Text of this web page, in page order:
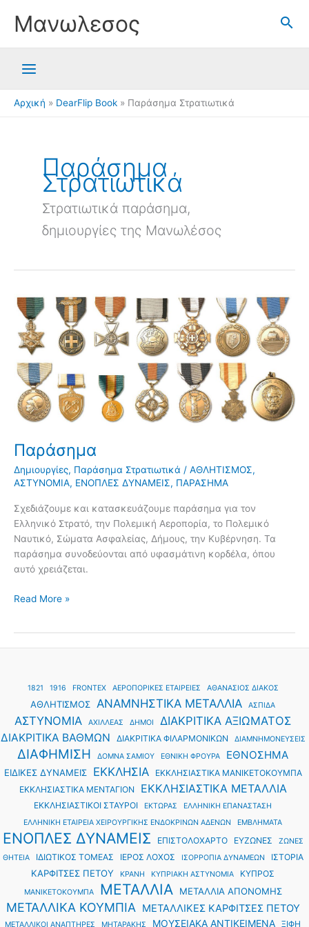
Μανωλεσος
Αρχική DearFlip Book Παράσημα Στρατιωτικά
Παράσημα
Στρατιωτικά
Στρατιωτικά παράσημα,
δημιουργίες της Μανωλέσος
Παράσημα
Δημιουργίες, Παράσημα Στρατιωτικά / ΑΘΛΗΤΙΣΜΟΣ,
ΑΣΤΥΝΟΜΙΑ, ΕΝΟΠΛΕΣ ΔΥΝΑΜΕΙΣ, ΠΑΡΑΣΗΜΑ
Σχεδιάζουμε και κατασκευάζουμε παράσημα για τον
Ελληνικό Στρατό, την Πολεμική Αεροπορία, το Πολεμικό
Ναυτικό, Σώματα Ασφαλείας, Δήμους, την Κυβέρνηση. Τα
παράσημα συνοδεύονται από υφασμάτινη κορδέλα, όπου
αυτό χρειάζεται.
Παράσημα
Read More »
1821 1916 FRONTEX ΑΕΡΟΠΟΡΙΚΕΣ ΕΤΑΙΡΕΙΕΣ ΑΘΑΝΑΣΙΟΣ ΔΙΑΚΟΣ
ΑΘΛΗΤΙΣΜΟΣ ΑΝΑΜΝΗΣΤΙΚΑ ΜΕΤΑΛΛΙΑ ΑΣΠΙΔΑ
ΑΣΤΥΝΟΜΙΑ ΑΧΙΛΛΕΑΣ ΔΗΜΟΙ ΔΙΑΚΡΙΤΙΚΑ ΑΞΙΩΜΑΤΟΣ
ΔΙΑΚΡΙΤΙΚΑ ΒΑΘΜΩΝ ΔΙΑΚΡΙΤΙΚΑ ΦΙΛΑΡΜΟΝΙΚΩΝ ΔΙΑΜΝΗΜΟΝΕΥΣΕΙΣ
ΔΙΑΦΗΜΙΣΗ ΔΟΜΝΑ ΣΑΜΙΟΥ ΕΘΝΙΚΗ ΦΡΟΥΡΑ ΕΘΝΟΣΗΜΑ
ΕΙΔΙΚΕΣ ΔΥΝΑΜΕΙΣ ΕΚΚΛΗΣΙΑ
ΕΚΚΛΗΣΙΑΣΤΙΚΑ ΜΑΝΙΚΕΤΟΚΟΥΜΠΑ
ΕΚΚΛΗΣΙΑΣΤΙΚΑ ΜΕΝΤΑΓΙΟΝ
ΕΚΚΛΗΣΙΑΣΤΙΚΑ ΜΕΤΑΛΛΙΑ
ΕΚΚΛΗΣΙΑΣΤΙΚΟΙ ΣΤΑΥΡΟΙ ΕΚΤΩΡΑΣ
ΕΛΛΗΝΙΚΗ ΕΠΑΝΑΣΤΑΣΗ
ΕΛΛΗΝΙΚΗ ΕΤΑΙΡΕΙΑ ΧΕΙΡΟΥΡΓΙΚΗΣ ΕΝΔΟΚΡΙΝΩΝ ΑΔΕΝΩΝ
ΕΜΒΛΗΜΑΤΑ
ΕΝΟΠΛΕΣ ΔΥΝΑΜΕΙΣ ΕΠΙΣΤΟΛΟΧΑΡΤΟ ΕΥΖΩΝΕΣ
ΖΩΝΕΣ
ΘΗΤΕΙΑ
ΙΔΙΩΤΙΚΟΣ ΤΟΜΕΑΣ ΙΕΡΟΣ ΛΟΧΟΣ ΙΣΟΡΡΟΠΙΑ ΔΥΝΑΜΕΩΝ ΙΣΤΟΡΙΑ
ΚΑΡΦΙΤΣΕΣ ΠΕΤΟΥ ΚΡΑΝΗ ΚΥΠΡΙΑΚΗ ΑΣΤΥΝΟΜΙΑ ΚΥΠΡΟΣ
ΜΑΝΙΚΕΤΟΚΟΥΜΠΑ ΜΕΤΑΛΛΙΑ ΜΕΤΑΛΛΙΑ ΑΠΟΝΟΜΗΣ
ΜΕΤΑΛΛΙΚΑ ΚΟΥΜΠΙΑ ΜΕΤΑΛΛΙΚΕΣ ΚΑΡΦΙΤΣΕΣ ΠΕΤΟΥ
ΜΕΤΑΛΛΙΚΟΙ ΑΝΑΠΤΗΡΕΣ ΜΗΤΑΡΑΚΗΣ ΜΟΥΣΕΙΑΚΑ ΑΝΤΙΚΕΙΜΕΝΑ ΞΙΦΗ